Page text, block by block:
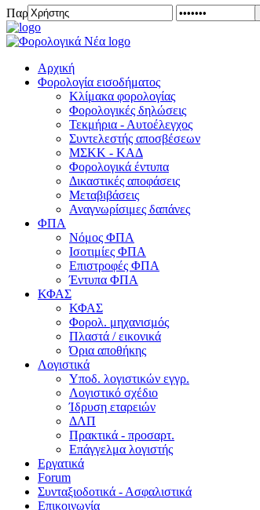
Παρασκευή 07 Αυγούστου 2026
Αρχική
Φορολογία εισοδήματος
Κλίμακα φορολογίας
Φορολογικές δηλώσεις
Τεκμήρια - Αυτοέλεγχος
Συντελεστής αποσβέσεων
ΜΣKΚ - ΚΑΔ
Φορολογικά έντυπα
Δικαστικές αποφάσεις
Μεταβιβάσεις
Αναγνωρίσιμες δαπάνες
ΦΠΑ
Νόμος ΦΠΑ
Ισοτιμίες ΦΠΑ
Επιστροφές ΦΠΑ
Έντυπα ΦΠΑ
ΚΦΑΣ
ΚΦΑΣ
Φορολ. μηχανισμός
Πλαστά / εικονικά
Όρια αποθήκης
Λογιστικά
Υποδ. λογιστικών εγγρ.
Λογιστικό σχέδιο
Ίδρυση εταρειών
ΔΛΠ
Πρακτικά - προσαρτ.
Επάγγελμα λογιστής
Εργατικά
Forum
Συνταξιοδοτικά - Ασφαλιστικά
Επικοινωνία